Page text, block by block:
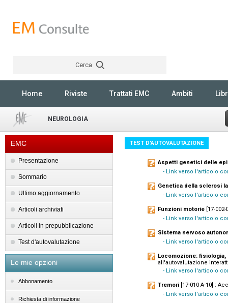
Cerca
Home Riviste Trattati EMC Ambiti
NEUROLOGIA
EMC
Presentazione
Sommario
Ultimo aggiornamento
Articoli archiviati
Articoli in prepubblicazione
Test d'autovalutazione
Le mie opzioni
Abbonamento
Richiesta di informazione
TEST D'AUTOVALUTAZIONE
Aspetti genetici delle
- Link verso l'articolo
Genetica della sclerosi
- Link verso l'articolo
Funzioni motorie [17-
- Link verso l'articolo
Sistema nervoso
- Link verso l'articolo
Locomozione:
all'autovalutazione
- Link verso l'articolo
Tremori [17-010-A-10] :
- Link verso l'articolo